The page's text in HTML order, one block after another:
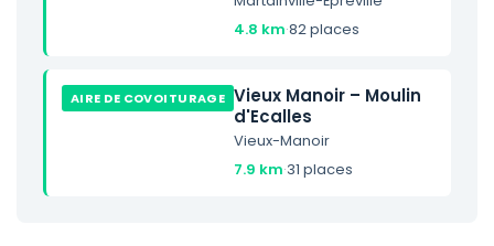
4.8 km·82 places
AIRE DE COVOITURAGE Vieux Manoir – Moulin
d'Ecalles
Vieux-Manoir
7.9 km·31 places